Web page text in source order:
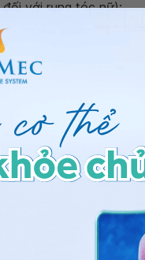
với rụng tóc nữ);
có thể gây rụng
nở, mãn kinh và
rụng tóc từng vùng
gọi là “nghiện
số loại thuốc,
bệnh tim, huyết áp
cú sốc về thể chất